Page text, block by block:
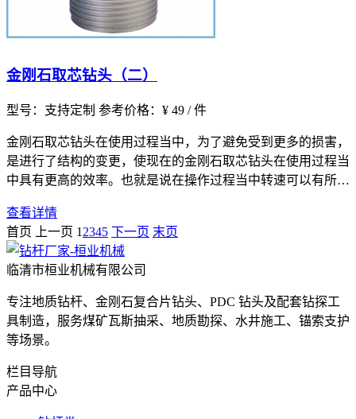
金刚石取芯钻头（二）
型号：支持定制 参考价格：¥ 49 / 件
金刚石取芯钻头在使用过程当中，为了避免受到更多的损害，
是进行了结构的变更，使现在的金刚石取芯钻头在使用过程当
中具有更高的效率。也就是说在操作过程当中转速可以有所提
查看详情
首页
上一页 1 2345 下一页 末页
临清市桓业机械有限公司
专注地质钻杆、金刚石复合片钻头、PDC 钻头及配套钻探工
具制造，服务煤矿瓦斯抽采、地质勘探、水井施工、锚索支护
等场景。
栏目导航
产品中心